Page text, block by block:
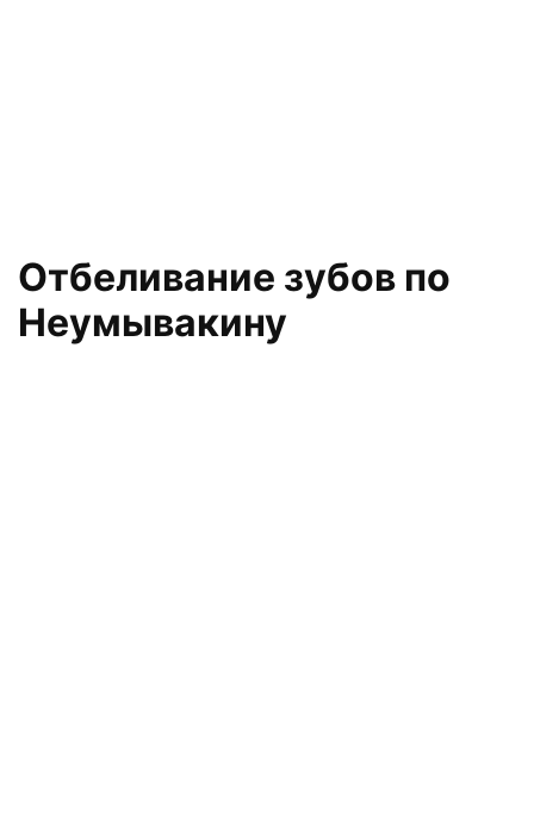
Отбеливание зубов по
Неумывакину